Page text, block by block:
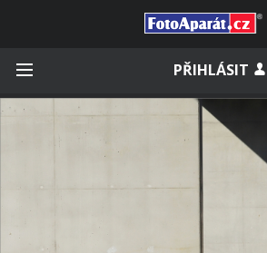
PŘIHLÁSIT
Zapomněli jste heslo?